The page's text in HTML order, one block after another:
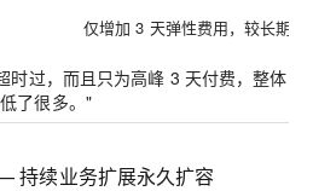
仅增加 3 天弹性费用，较长期
时过，而且只为高峰 3 天付费，整体
了很多。"
持续业务扩展永久扩容